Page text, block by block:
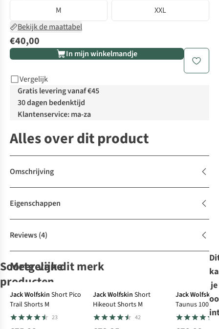
M
XXL
Bekijk de maattabel
€40,00
In mijn winkelmandje
Vergelijk
Gratis levering vanaf €45
30 dagen bedenktijd
Klantenservice: ma-za
Alles over dit product
Omschrijving
Eigenschappen
Reviews(4)
Soortgelijke
producten
Patagonia
T-
Shirt P6 Logo
Sprayway
T-
Shirt Mirror Tee
Patagonia
Shirt M'S P-6
Patagonia
Shirt P6 Logo
Meer van dit merk
Jack Wolfskin Short Pico
Trail Shorts M
23
Jack Wolfskin Short
Hikeout Shorts M
42
De
Jack Wolfskin
Taunus 100 Fz
je